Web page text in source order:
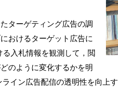
ターゲティング広告の調
おけるターゲット広告に
入札情報を観測して，閲
のように変化するかを明
イン広告配信の透明性を向上